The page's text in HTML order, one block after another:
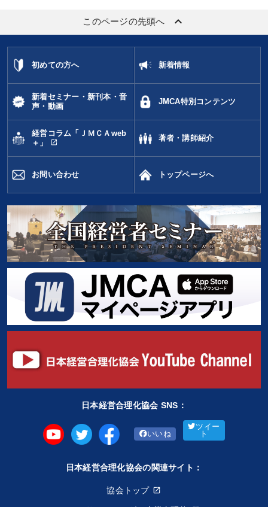
このページの先頭へ keyboard_arrow_up
初めての方へ 新着情報
新着セミナー・新刊本・音
声・動画
JMCA特別コンテンツ
経営コラム「ＪＭＣＡweb
＋」
open_in_new
著者・講師紹介
お問い合わせ トップページへ
日本経営合理化協会 SNS：
いいね
ツイー
ト
日本経営合理化協会の関連サイト：
協会トップ